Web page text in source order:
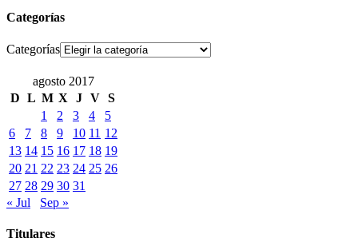
Categorías
Categorías
agosto 2017
D L M X J V S
1
2 3 4
5
6
7 8 9 10 11 12
13 14 15 16 17 18 19
20 21 22 23 24 25 26
27 28 29 30 31
« Jul
Sep »
Titulares